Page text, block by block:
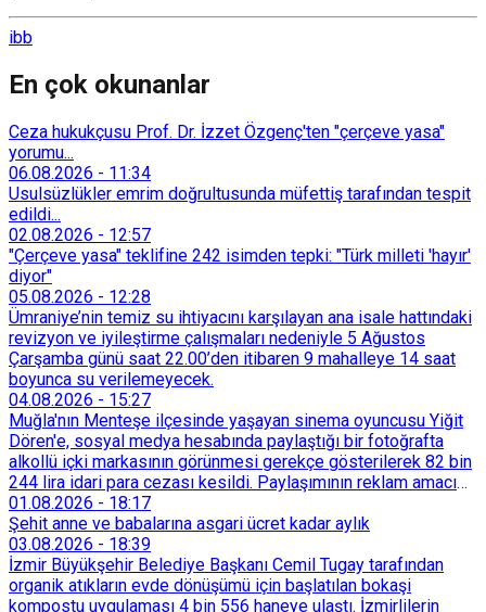
ibb
En çok okunanlar
Ceza hukukçusu Prof. Dr. İzzet Özgenç'ten "çerçeve yasa"
yorumu...
06.08.2026 - 11:34
Usulsüzlükler emrim doğrultusunda müfettiş tarafından tespit
edildi...
02.08.2026 - 12:57
"Çerçeve yasa" teklifine 242 isimden tepki: "Türk milleti 'hayır'
diyor"
05.08.2026 - 12:28
Ümraniye’nin temiz su ihtiyacını karşılayan ana isale hattındaki
revizyon ve iyileştirme çalışmaları nedeniyle 5 Ağustos
Çarşamba günü saat 22.00’den itibaren 9 mahalleye 14 saat
boyunca su verilemeyecek.
04.08.2026 - 15:27
Muğla'nın Menteşe ilçesinde yaşayan sinema oyuncusu Yiğit
Dören'e, sosyal medya hesabında paylaştığı bir fotoğrafta
alkollü içki markasının görünmesi gerekçe gösterilerek 82 bin
244 lira idari para cezası kesildi. Paylaşımının reklam amacı
taşımadığını savunan Dören, cezanın iptali için yargıya
başvurdu.
01.08.2026 - 18:17
Şehit anne ve babalarına asgari ücret kadar aylık
03.08.2026 - 18:39
İzmir Büyükşehir Belediye Başkanı Cemil Tugay tarafından
organik atıkların evde dönüşümü için başlatılan bokaşi
kompostu uygulaması 4 bin 556 haneye ulaştı. İzmirlilerin